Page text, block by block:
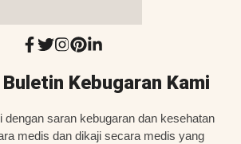
Kebugaran Kami
dengan saran kebugaran dan kesehatan
medis dan dikaji secara medis yang